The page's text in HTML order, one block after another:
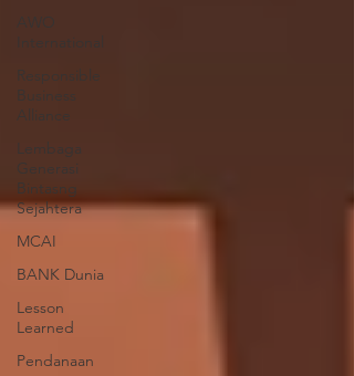
AWO
International
Responsible
Business
Alliance
Lembaga
Generasi
Bintasng
Sejahtera
MCAI
BANK Dunia
Lesson
Learned
Pendanaan